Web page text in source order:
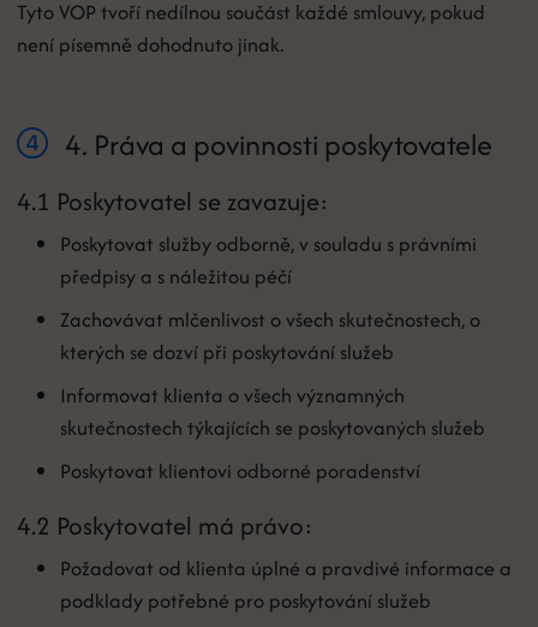
Tyto VOP tvoří nedílnou součást každé smlouvy, pokud
není písemně dohodnuto jinak.
4. Práva a povinnosti poskytovatele
4.1 Poskytovatel se zavazuje:
Poskytovat služby odborně, v souladu s právními
předpisy a s náležitou péčí
Zachovávat mlčenlivost o všech skutečnostech, o
kterých se dozví při poskytování služeb
Informovat klienta o všech významných
skutečnostech týkajících se poskytovaných služeb
Poskytovat klientovi odborné poradenství
4.2 Poskytovatel má právo:
Požadovat od klienta úplné a pravdivé informace a
podklady potřebné pro poskytování služeb